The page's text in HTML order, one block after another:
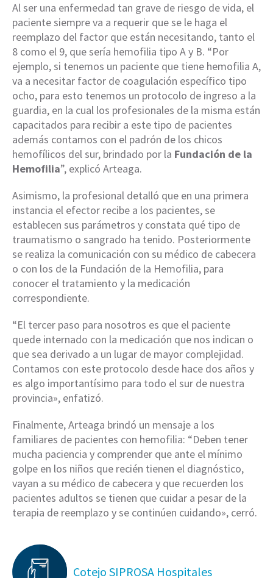
Al ser una enfermedad tan grave de riesgo de vida, el
paciente siempre va a requerir que se le haga el
reemplazo del factor que están necesitando, tanto el
8 como el 9, que sería hemofilia tipo A y B. “Por
ejemplo, si tenemos un paciente que tiene hemofilia A,
va a necesitar factor de coagulación específico tipo
ocho, para esto tenemos un protocolo de ingreso a la
guardia, en la cual los profesionales de la misma están
capacitados para recibir a este tipo de pacientes
además contamos con el padrón de los chicos
hemofílicos del sur, brindado por la Fundación de la
Hemofilia”, explicó Arteaga.
Asimismo, la profesional detalló que en una primera
instancia el efector recibe a los pacientes, se
establecen sus parámetros y constata qué tipo de
traumatismo o sangrado ha tenido. Posteriormente
se realiza la comunicación con su médico de cabecera
o con los de la Fundación de la Hemofilia, para
conocer el tratamiento y la medicación
correspondiente.
“El tercer paso para nosotros es que el paciente
quede internado con la medicación que nos indican o
que sea derivado a un lugar de mayor complejidad.
Contamos con este protocolo desde hace dos años y
es algo importantísimo para todo el sur de nuestra
provincia», enfatizó.
Finalmente, Arteaga brindó un mensaje a los
familiares de pacientes con hemofilia: “Deben tener
mucha paciencia y comprender que ante el mínimo
golpe en los niños que recién tienen el diagnóstico,
vayan a su médico de cabecera y que recuerden los
pacientes adultos se tienen que cuidar a pesar de la
terapia de reemplazo y se continúen cuidando», cerró.
Cotejo SIPROSA Hospitales